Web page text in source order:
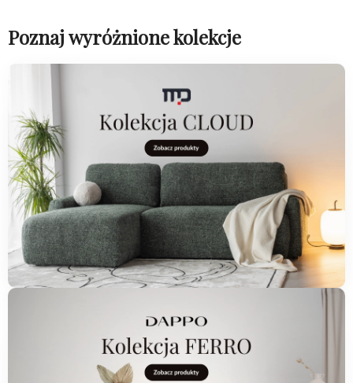
Poznaj wyróżnione kolekcje